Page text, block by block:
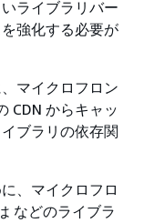
ライブラリバー
強化する必要が
マイクロフロン
CDN からキャッ
ブラリの依存関
、マイクロフロ
などのライブラ